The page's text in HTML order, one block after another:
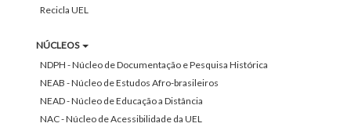
Recicla UEL
NÚCLEOS
NDPH - Núcleo de Documentação e Pesquisa Histórica
NEAB - Núcleo de Estudos Afro-brasileiros
NEAD - Núcleo de Educação a Distância
NAC - Núcleo de Acessibilidade da UEL